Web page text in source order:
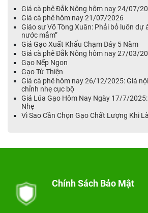
Giá cà phê Đắk Nông hôm nay 24/07/
Giá cà phê hôm nay 21/07/2026
Giáo sư Võ Tòng Xuân: Phải bỏ luôn dự
nước mắm”
Giá Gạo Xuất Khẩu Chạm Đáy 5 Năm
Giá cà phê Đắk Nông hôm nay 27/03/
Gạo Nếp Ngon
Gạo Từ Thiện
Giá cà phê hôm nay 26/12/2025: Giá
chỉnh nhẹ cục bộ
Giá Lúa Gạo Hôm Nay Ngày 17/7/
Nhẹ
Vì Sao Cần Chọn Gạo Chất Lượng Khi
Chính Sách Bảo Mật